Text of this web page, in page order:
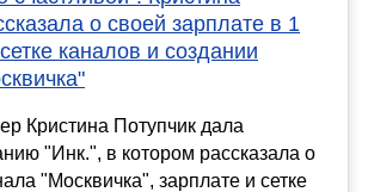
о своей зарплате в 1
каналов и создании
Кристина Потупчик дала
"Инк.", в котором рассказала о
"Москвичка", зарплате и сетке